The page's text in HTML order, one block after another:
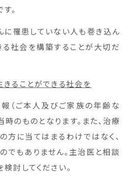
。
に罹患していない人も巻き込ん
る社会を構築することが大切だ
ることができる社会を
（ご本人及びご家族の年齢な
時のものとなります。また、治療
方に当てはまるわけではなく、
でもありません。主治医と相談
討してください。